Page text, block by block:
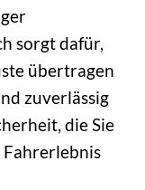
sorgt dafür,
übertragen
zuverlässig
die Sie
Fahrerlebnis